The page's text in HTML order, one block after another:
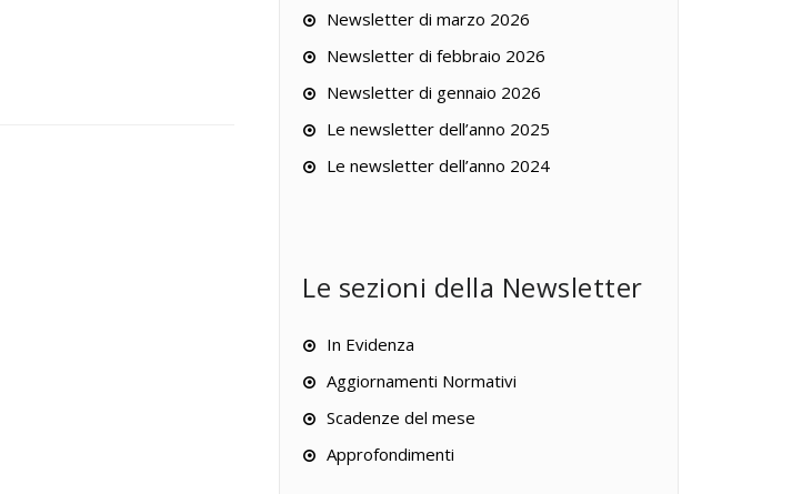
Newsletter di marzo 2026
Newsletter di febbraio 2026
Newsletter di gennaio 2026
Le newsletter dell’anno 2025
Le newsletter dell’anno 2024
Le sezioni della Newsletter
In Evidenza
Aggiornamenti Normativi
Scadenze del mese
Approfondimenti